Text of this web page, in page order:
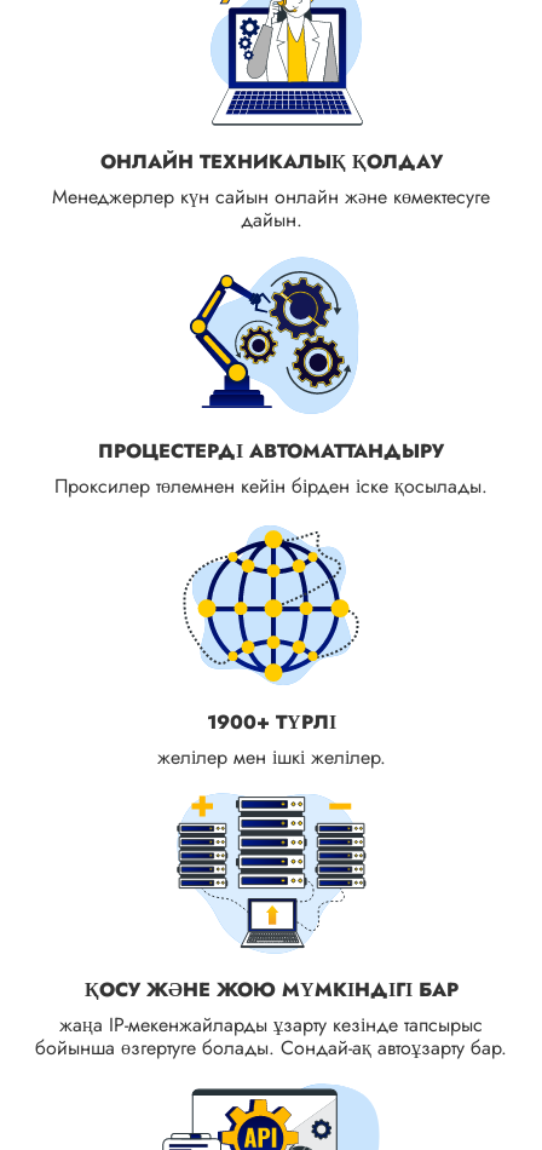
ОНЛАЙН ТЕХНИКАЛЫҚ ҚОЛДАУ
Менеджерлер күн сайын онлайн және көмектесуге
дайын.
ПРОЦЕСТЕРДІ АВТОМАТТАНДЫРУ
Проксилер төлемнен кейін бірден іске қосылады.
1900+ ТҮРЛІ
желілер мен ішкі желілер.
ҚОСУ ЖӘНЕ ЖОЮ МҮМКІНДІГІ БАР
жаңа IP-мекенжайларды ұзарту кезінде тапсырыс
бойынша өзгертуге болады. Сондай-ақ автоұзарту бар.